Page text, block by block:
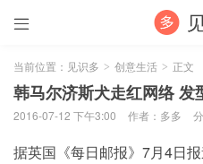

当前位置： 见识多 > 创意生活 > 正文
韩马尔济斯犬走红网络 发
2016-07-12 下午3:00 作者：多多
据英国《每日邮报》7月4日